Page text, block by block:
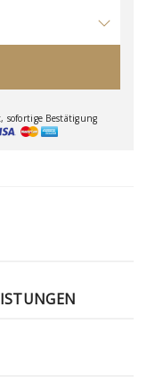
sofortige Bestätigung